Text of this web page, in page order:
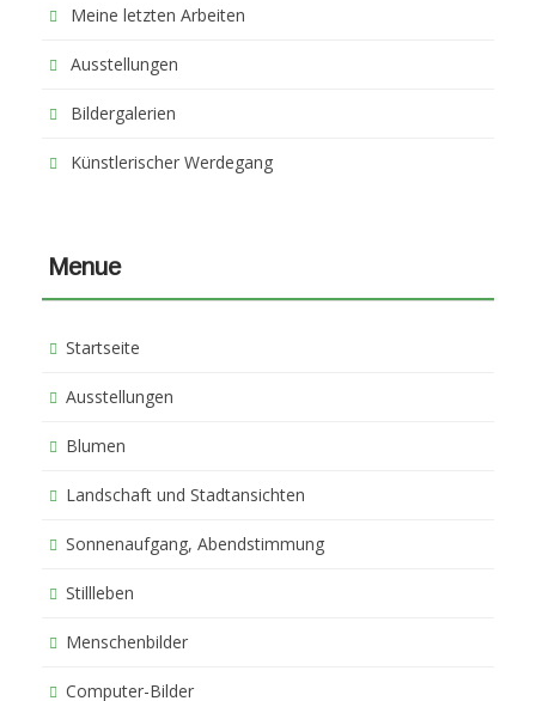
Meine letzten Arbeiten
Ausstellungen
Bildergalerien
Künstlerischer Werdegang
Menue
Startseite
Ausstellungen
Blumen
Landschaft und Stadtansichten
Sonnenaufgang, Abendstimmung
Stillleben
Menschenbilder
Computer-Bilder